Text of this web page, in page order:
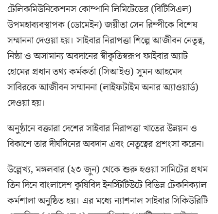
টেলিকমিউনিকেশনস কোম্পানি লিমিটেডের (বিটিসিএল)
উপমহাব্যবস্থাপক (ডোমেইন) জয়ীতা সেন রিম্পীকে বিশেষ
সম্মাননা দেওয়া হয়। সাইবার নিরাপত্তা শিল্পে আজীবন নেতৃত্ব,
নিষ্ঠা ও অসামান্য অবদানের স্বীকৃতিস্বরূপ ফাইবার অ্যাট
হোমের প্রধান তথ্য কর্মকর্তা (সিআইও) সুমন আহমেদ
সাবিরকে আজীবন সম্মাননা (লাইফটাইম অনার অ্যাওয়ার্ড)
দেওয়া হয়।
অনুষ্ঠানে বক্তারা দেশের সাইবার নিরাপত্তা খাতের উন্নয়ন ও
বিকাশে তার দীর্ঘদিনের অবদান এবং নেতৃত্বের প্রশংসা করেন।
উল্লেখ্য, মঙ্গলবার (২৩ জুন) থেকে শুরু হওয়া সামিটের প্রথম
তিন দিনে বাংলাদেশ কৃষিবিদ ইনস্টিটিউটে বিভিন্ন টেকনিক্যাল
কর্মশালা অনুষ্ঠিত হয়। এর মধ্যে ন্যাশনাল সাইবার সিকিউরিটি